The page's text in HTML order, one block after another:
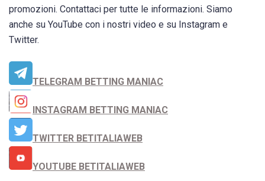
promozioni. Contattaci per tutte le informazioni. Siamo
anche su YouTube con i nostri video e su Instagram e
Twitter.
TELEGRAM BETTING MANIAC
INSTAGRAM BETTING MANIAC
TWITTER BETITALIAWEB
YOUTUBE BETITALIAWEB